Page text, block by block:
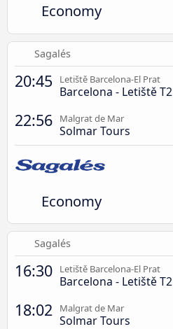
Economy
Sagalés
20:45 Letiště Barcelona-El Prat
Barcelona - Letiště T2
22:56 Malgrat de Mar
Solmar Tours
Economy
Sagalés
16:30 Letiště Barcelona-El Prat
Barcelona - Letiště T2
18:02 Malgrat de Mar
Solmar Tours